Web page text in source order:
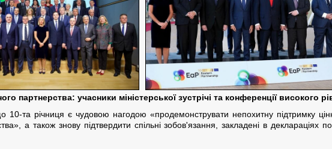
партнерства: учасники міністерської зустрічі та конференції високого
10-та річниця є чудовою нагодою «продемонструвати непохитну підтримку
а також знову підтвердити спільні зобов'язання, закладені в деклараціях